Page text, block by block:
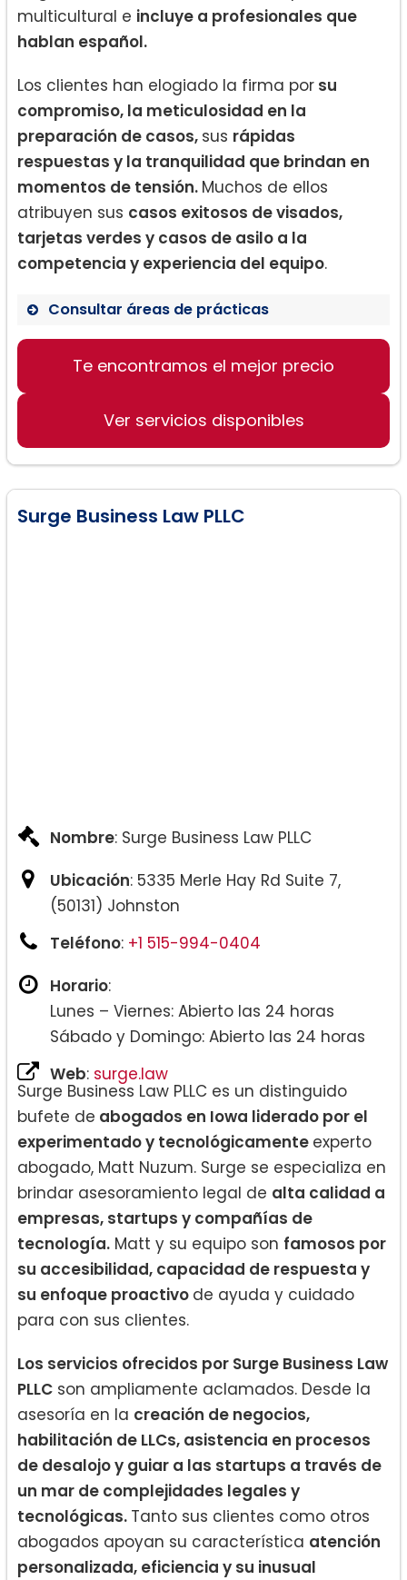
multicultural e incluye a profesionales que
hablan español.
Los clientes han elogiado la firma por su
compromiso, la meticulosidad en la
preparación de casos, sus rápidas
respuestas y la tranquilidad que brindan en
momentos de tensión. Muchos de ellos
atribuyen sus casos exitosos de visados,
tarjetas verdes y casos de asilo a la
competencia y experiencia del equipo.
Consultar áreas de prácticas
Aplicaciones de visado
Casos de asilo
Te encontramos el mejor precio
Ver servicios disponibles
Surge Business Law PLLC
Nombre: Surge Business Law PLLC
Ubicación: 5335 Merle Hay Rd Suite 7,
(50131) Johnston
Teléfono: +1 515-994-0404
Horario:
Lunes – Viernes: Abierto las 24 horas
Sábado y Domingo: Abierto las 24 horas
Web: surge.law
Surge Business Law PLLC es un distinguido
bufete de abogados en Iowa liderado por el
experimentado y tecnológicamente experto
abogado, Matt Nuzum. Surge se especializa en
brindar asesoramiento legal de alta calidad a
empresas, startups y compañías de
tecnología. Matt y su equipo son famosos por
su accesibilidad, capacidad de respuesta y
su enfoque proactivo de ayuda y cuidado
para con sus clientes.
Los servicios ofrecidos por Surge Business Law
PLLC son ampliamente aclamados. Desde la
asesoría en la creación de negocios,
habilitación de LLCs, asistencia en procesos
de desalojo y guiar a las startups a través de
un mar de complejidades legales y
tecnológicas. Tanto sus clientes como otros
abogados apoyan su característica atención
personalizada, eficiencia y su inusual